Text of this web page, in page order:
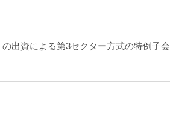
出資による第3セクター方式の特例子会